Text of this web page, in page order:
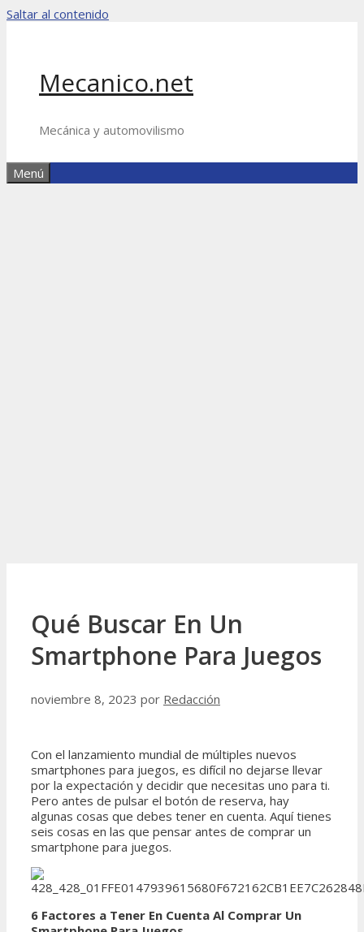
Saltar al contenido
Mecanico.net
Mecánica y automovilismo
Menú
Qué Buscar En Un
Smartphone Para Juegos
noviembre 8, 2023 por Redacción
Con el lanzamiento mundial de múltiples nuevos
smartphones para juegos, es difícil no dejarse llevar
por la expectación y decidir que necesitas uno para ti.
Pero antes de pulsar el botón de reserva, hay
algunas cosas que debes tener en cuenta. Aquí tienes
seis cosas en las que pensar antes de comprar un
smartphone para juegos.
6 Factores a Tener En Cuenta Al Comprar Un